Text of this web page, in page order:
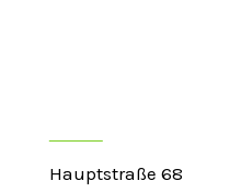
Hauptstraße 68